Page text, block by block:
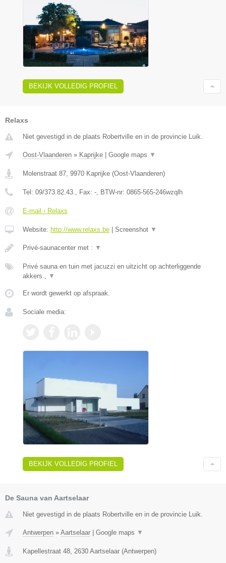
BEKIJK VOLLEDIG PROFIEL
Relaxs
Niet gevestigd in de plaats Robertville en in de provincie Luik.
Oost-Vlaanderen » Kaprijke | Google maps ▼
Molenstraat 87 9970 Kaprijke (Oost-Vlaanderen)
Tel: 09/373.82.43. , Fax: - , BTW-nr: 0865-565-246wzqlh
E-mail › Relaxs
Website: http://www.relaxs.be | Screenshot ▼
Privé-saunacenter met : ▼
Privé sauna en tuin met jacuzzi en uitzicht op achterliggende
akkers.,
▼
Er wordt gewerkt op afspraak.
Sociale media:
BEKIJK VOLLEDIG PROFIEL
De Sauna van Aartselaar
Niet gevestigd in de plaats Robertville en in de provincie Luik.
Antwerpen » Aartselaar Google maps ▼
Kapellestraat 48, 2630 Aartselaar (Antwerpen)